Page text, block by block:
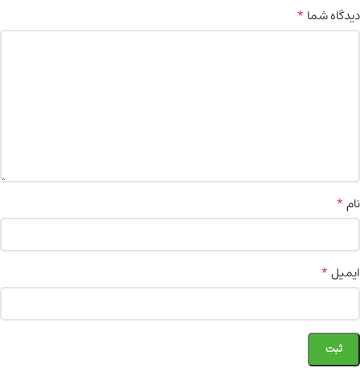
دیدگاه شما*
نام*
ایمیل*